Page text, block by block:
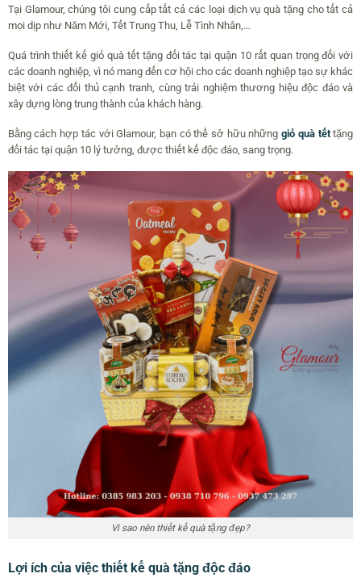
Tại Glamour, chúng tôi cung cấp tất cả các loại dịch vụ quà tặng cho tất cả
mọi dịp như Năm Mới, Tết Trung Thu, Lễ Tình Nhân,…
Quá trình thiết kế giỏ quà tết tặng đối tác tại quận 10 rất quan trọng đối với
các doanh nghiệp, vì nó mang đến cơ hội cho các doanh nghiệp tạo sự khác
biệt với các đối thủ cạnh tranh, cùng trải nghiệm thương hiệu độc đáo và
xây dựng lòng trung thành của khách hàng.
Bằng cách hợp tác với Glamour, bạn có thể sở hữu nhữnggiỏ quà tếttặng
đối tác tại quận 10 lý tưởng, được thiết kế độc đáo, sang trọng.
Vì sao nên thiết kế quà tặng đẹp?
Lợi ích của việc thiết kế quà tặng độc đáo